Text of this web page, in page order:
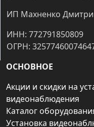
ИП Махненко
ИНН: 772791850809
ОГРН:
ОСНОВНОЕ
Акции и скидки на
видеонаблюдения
Каталог
Установка